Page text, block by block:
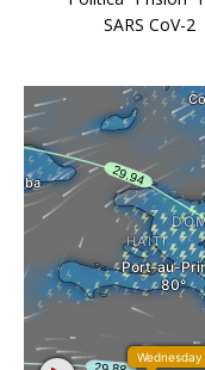
SARS CoV-2